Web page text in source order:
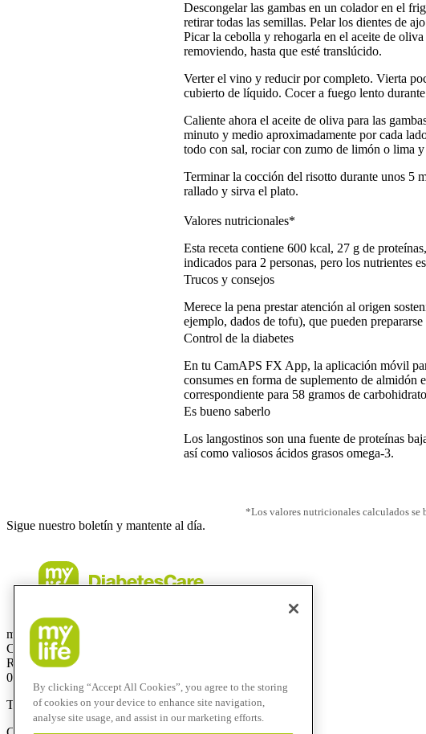
Descongelar las gambas en un colador en el
retirar todas las semillas. Pelar los dientes de
Picar la cebolla y rehogarla en el aceite de
removiendo, hasta que esté translúcido.
Verter el vino y reducir por completo. Vierta
cubierto de líquido. Cocer a fuego lento
Caliente ahora el aceite de oliva para las
minuto y medio aproximadamente por cada
todo con sal, rociar con zumo de limón o lima
Terminar la cocción del risotto durante unos 5
rallado y sirva el plato.
Valores nutricionales*
Esta receta contiene 600 kcal, 27 g de
indicados para 2 personas, pero los nutrientes
Trucos y consejos
Merece la pena prestar atención al origen
ejemplo, dados de tofu), que pueden
Control de la diabetes
En tu CamAPS FX App, la aplicación móvil
consumes en forma de suplemento de
correspondiente para 58 gramos de
Es bueno saberlo
Los langostinos son una fuente de proteínas
así como valiosos ácidos grasos omega-3.
*Los valores nutricionales calculados se
Sigue nuestro boletín y mantente al día.
mylife Diabetes Care, SLU
CIF: B67083030
Rb. Catalunya, 18, 1ª Planta
08007 Barcelona
Teléfono:+34 937077003
By clicking “Accept All Cookies”, you agree to the storing
of cookies on your device to enhance site navigation,
analyse site usage, and assist in our marketing efforts.